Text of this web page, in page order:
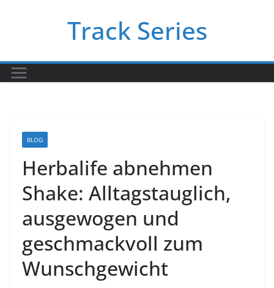
Track Series
BLOG
Herbalife abnehmen
Shake: Alltagstauglich,
ausgewogen und
geschmackvoll zum
Wunschgewicht